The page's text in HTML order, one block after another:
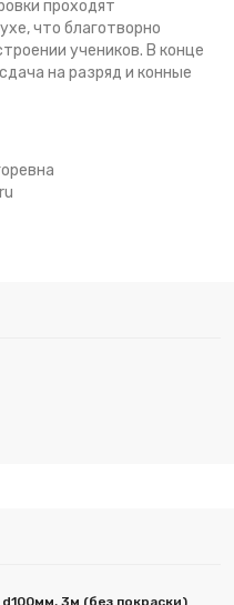
проходят
что благотворно
учеников. В конце
на разряд и конные
3м (без покраски)